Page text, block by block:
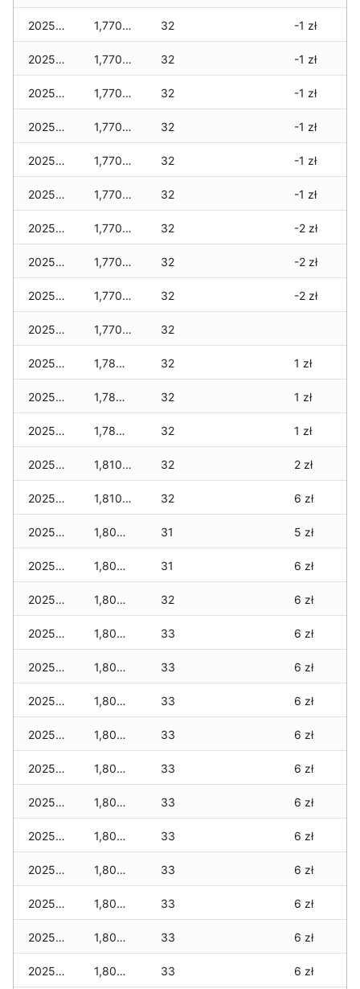
2025-12-17 1,770 zł 32 -1 zł
2025-12-16 1,770 zł 32 -1 zł
2025-12-15 1,770 zł 32 -1 zł
2025-12-14 1,770 zł 32 -1 zł
2025-12-13 1,770 zł 32 -1 zł
2025-12-12 1,770 zł 32 -1 zł
2025-12-11 1,770 zł 32 -2 zł
2025-12-10 1,770 zł 32 -2 zł
2025-12-09 1,770 zł 32 -2 zł
2025-12-08 1,770 zł 32
2025-12-07 1,780 zł 32 1 zł
2025-12-06 1,780 zł 32 1 zł
2025-12-05 1,780 zł 32 1 zł
2025-12-04 1,810 zł 32 2 zł
2025-12-03 1,810 zł 32 6 zł
2025-12-02 1,800 zł 31 5 zł
2025-12-01 1,800 zł 31 6 zł
2025-11-30 1,800 zł 32 6 zł
2025-11-29 1,800 zł 33 6 zł
2025-11-28 1,800 zł 33 6 zł
2025-11-27 1,800 zł 33 6 zł
2025-11-26 1,800 zł 33 6 zł
2025-11-25 1,800 zł 33 6 zł
2025-11-24 1,800 zł 33 6 zł
2025-11-23 1,800 zł 33 6 zł
2025-11-22 1,800 zł 33 6 zł
2025-11-21 1,800 zł 33 6 zł
2025-11-20 1,800 zł 33 6 zł
2025-11-19 1,800 zł 33 6 zł